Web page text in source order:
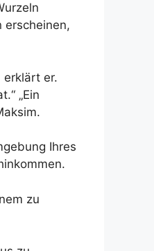
erscheinen,
erklärt er.
„Ein
Ihres
zu